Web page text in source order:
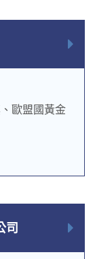
歐盟國黃金
司